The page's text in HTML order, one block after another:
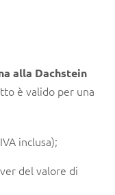
alla Dachstein
è valido per una
inclusa);
del valore di